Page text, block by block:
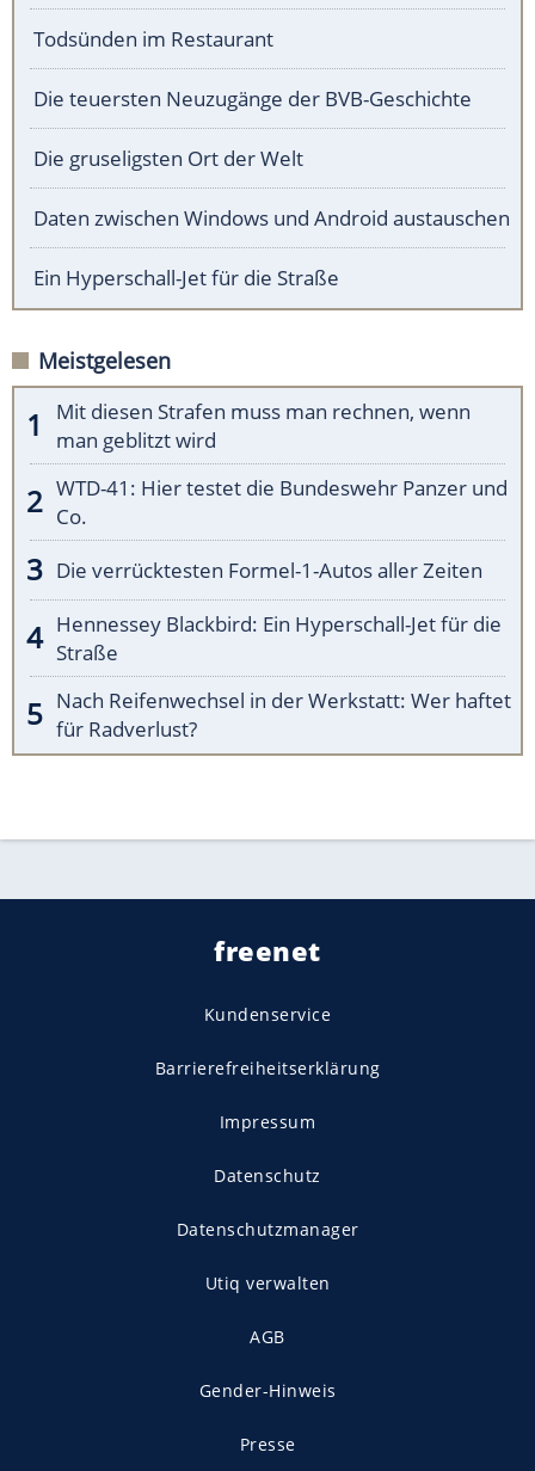
Todsünden im Restaurant
Die teuersten Neuzugänge der BVB-Geschichte
Die gruseligsten Ort der Welt
Daten zwischen Windows und Android austauschen
Ein Hyperschall-Jet für die Straße
Meistgelesen
Mit diesen Strafen muss man rechnen, wenn
man geblitzt wird
WTD-41: Hier testet die Bundeswehr Panzer und
Co.
Die verrücktesten Formel-1-Autos aller Zeiten
Hennessey Blackbird: Ein Hyperschall-Jet für die
Straße
Nach Reifenwechsel in der Werkstatt: Wer haftet
für Radverlust?
freenet
Kundenservice
Barrierefreiheitserklärung
Impressum
Datenschutz
Datenschutzmanager
Utiq verwalten
AGB
Gender-Hinweis
Presse